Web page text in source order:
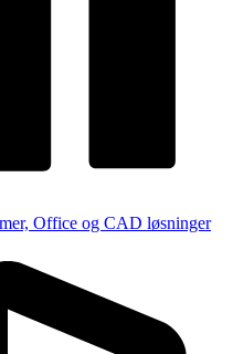
Office og CAD løsninger